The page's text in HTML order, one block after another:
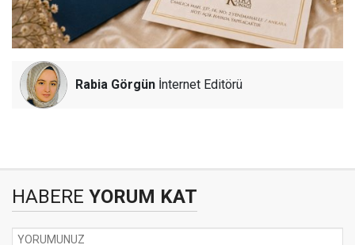
Rabia Görgün İnternet Editörü
HABERE YORUM KAT